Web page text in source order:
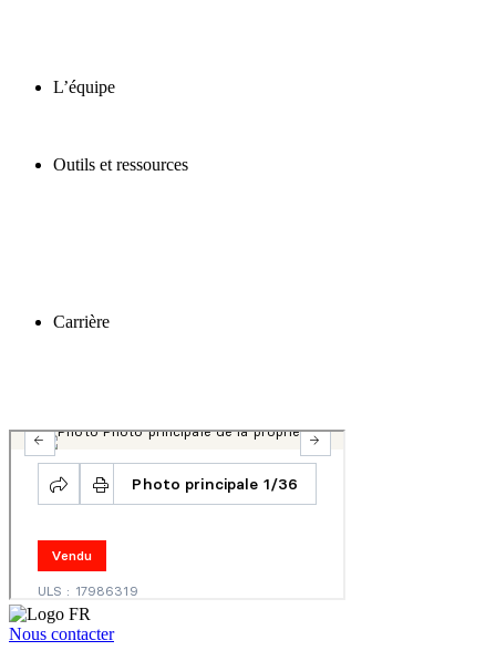
L’équipe
Outils et ressources
Carrière
Nous contacter